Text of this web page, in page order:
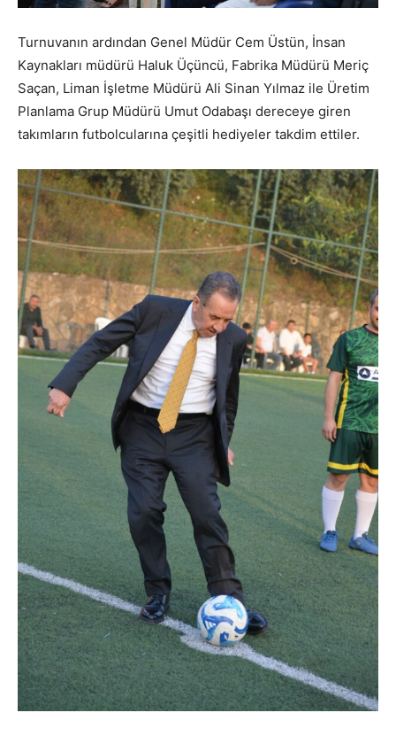
Turnuvanın ardından Genel Müdür Cem Üstün, İnsan
Kaynakları müdürü Haluk Üçüncü, Fabrika Müdürü Meriç
Saçan, Liman İşletme Müdürü Ali Sinan Yılmaz ile Üretim
Planlama Grup Müdürü Umut Odabaşı dereceye giren
takımların futbolcularına çeşitli hediyeler takdim ettiler.